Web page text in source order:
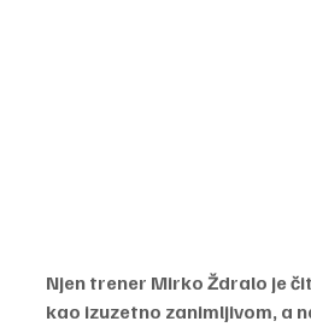
Njen trener Mirko Ždralo je
kao izuzetno zanimljivom, a